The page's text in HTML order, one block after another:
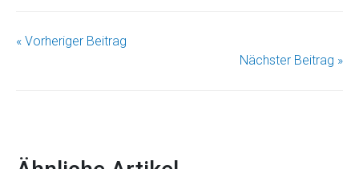
« Vorheriger Beitrag
Nächster Beitrag »